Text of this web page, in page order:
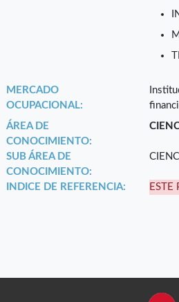
MERCADO
OCUPACIONAL:
ÁREA DE
CONOCIMIENTO:
SUB ÁREA DE
CONOCIMIENTO:
INDICE DE REFERENCIA: ESTE